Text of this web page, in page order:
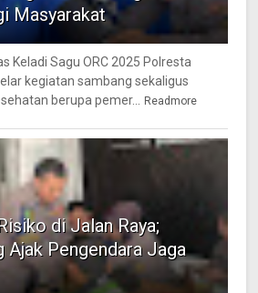
Masyarakat
Keladi Sagu ORC 2025 Polresta
kegiatan sambang sekaligus
berupa pemer...
Readmore
di Jalan Raya;
Ajak Pengendara Jaga